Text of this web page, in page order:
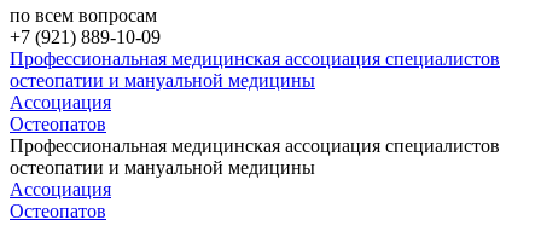
по всем вопросам
+7 (921) 889-10-09
Профессиональная медицинская ассоциация специалистов
остеопатии и мануальной медицины
Ассоциация
Остеопатов
Профессиональная медицинская ассоциация специалистов
остеопатии и мануальной медицины
Ассоциация
Остеопатов